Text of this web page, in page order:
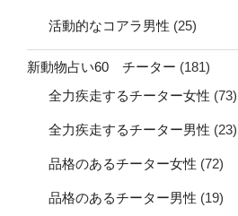
活動的なコアラ男性 (25)
新動物占い60 チーター (181)
全力疾走するチーター女性 (73)
全力疾走するチーター男性 (23)
品格のあるチーター女性 (72)
品格のあるチーター男性 (19)